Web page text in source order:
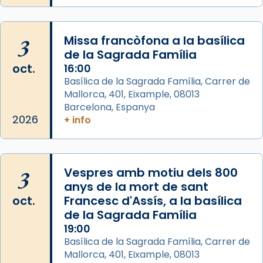
que les santes Juliana (“relatiu a Júlia”) i
Semproniana (“relatiu a Semprònia =
eterna”) són deixebles seves. I l’any 1667, el
frare Joan Gaspar Roig, afirma en una obra
que les santes són filles de l’antiga Iluro.
Mataró en reivindicarà les relíq
Foto
3
oct.
2026
Missa francòfona a la basílica
de la Sagrada Família
16:00
Basílica de la Sagrada Família, Carrer de
Mallorca, 401, Eixample, 08013
Barcelona, Espanya
+ info
3
oct.
Vespres amb motiu dels 800
anys de la mort de sant
Francesc d'Assís, a la basílica
de la Sagrada Família
19:00
Basílica de la Sagrada Família, Carrer de
Mallorca, 401, Eixample, 08013